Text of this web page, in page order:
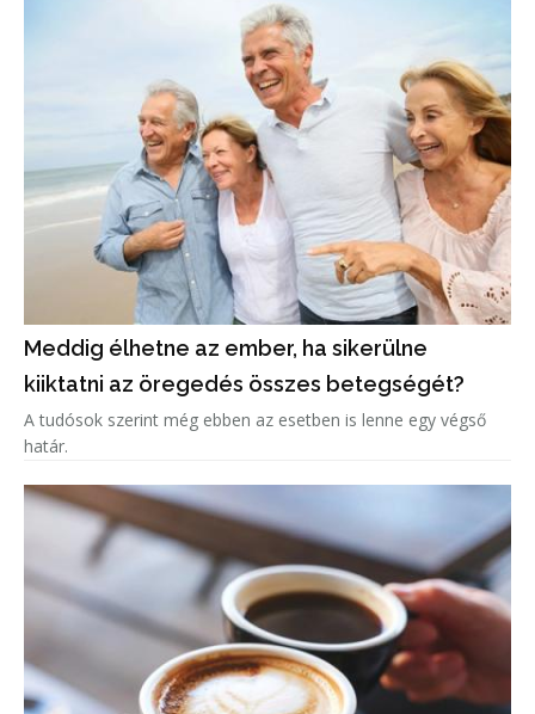
Meddig élhetne az ember, ha sikerülne
kiiktatni az öregedés összes betegségét?
A tudósok szerint még ebben az esetben is lenne egy végső
határ.